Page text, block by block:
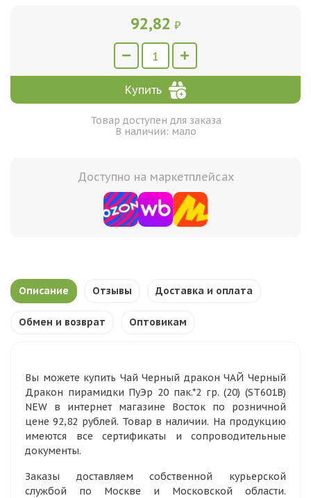
92,82 ₽
Купить
Товар доступен для заказа
В наличии: мало
Доступно на маркетплейсах
Описание Отзывы Доставка и оплата
Обмен и возврат Оптовикам
Вы можете купить Чай Черный дракон ЧАЙ Черный
Дракон пирамидки ПуЭр 20 пак.*2 гр. (20) (SТ601В)
NEW в интернет магазине Восток по розничной
цене 92,82 рублей. Товар в наличии. На продукцию
имеются все сертификаты и сопроводительные
документы.
Заказы доставляем собственной курьерской
службой по Москве и Московской области.